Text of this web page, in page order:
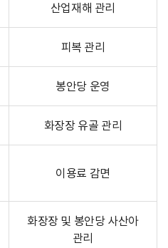
산업재해 관리
피복 관리
봉안당 운영
화장장 유골 관리
이용료 감면
화장장 및 봉안당 사산아
관리